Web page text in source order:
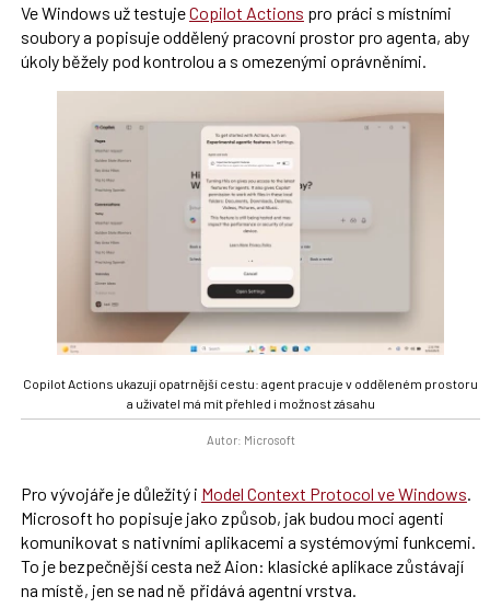
Ve Windows už testujeCopilot Actions pro práci s místními
soubory a popisuje oddělený pracovní prostor pro agenta, aby
úkoly běžely pod kontrolou a s omezenými oprávněními.
Copilot Actions ukazují opatrnější cestu: agent pracuje v odděleném prostoru
a uživatel má mít přehled i možnost zásahu
Autor: Microsoft
Pro vývojáře je důležitý i Model Context Protocol ve Windows
Microsoft ho popisuje jako způsob, jak budou moci agenti
komunikovat s nativními aplikacemi a systémovými funkcemi.
To je bezpečnější cesta než Aion: klasické aplikace zůstávají
na místě, jen se nad ně přidává agentní vrstva.